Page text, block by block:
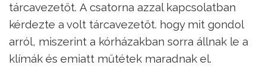
tárcavezetőt. A csatorna azzal kapcsolatban
kérdezte a volt tárcavezetőt. hogy mit gondol
arról, miszerint a kórházakban sorra állnak le a
klímák és emiatt műtétek maradnak el.